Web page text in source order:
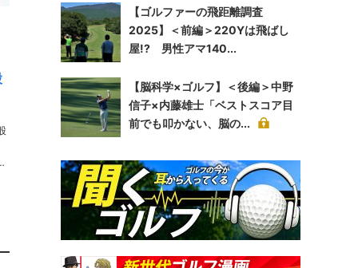
【ゴルファーの飛距離調査
2025】＜前編＞220Yは飛ばし
屋!? 男性アマ140...
【脳科学×ゴルフ】＜後編＞中野
信子×内藤雄士「ベストスコア目
前でも叩かない、脳の...